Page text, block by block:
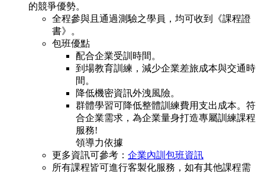
的競爭優勢。
全程參與且通過測驗之學員，均可收到《課程證
書》。
包班優點
配合企業受訓時間。
到場教育訓練，減少企業差旅成本與交通時
間。
降低機密資訊外洩風險。
群體學習可降低整體訓練費用支出成本。符
合企業需求，為企業量身打造專屬訓練課程
服務!
領導力依據
更多資訊可參考： 企業內訓包班資訊
所有課程皆可進行客製化服務，如有其他課程需